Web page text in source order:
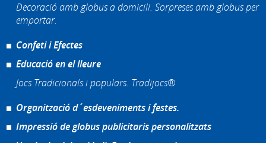
Decoració amb globus a domicili. Sorpreses amb globus per
emportar.
Confeti i Efectes
Educació en el lleure
Jocs Tradicionals i populars. Tradijocs®
Organització d´esdeveniments i festes.
Impressió de globus publicitaris personalitzats